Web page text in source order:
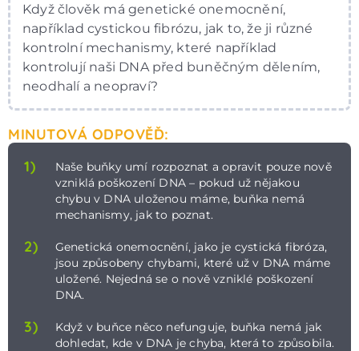
Když člověk má genetické onemocnění,
například cystickou fibrózu, jak to, že ji různé
kontrolní mechanismy, které například
kontrolují naši DNA před buněčným dělením,
neodhalí a neopraví?
MINUTOVÁ ODPOVĚĎ:
1)
Naše buňky umí rozpoznat a opravit pouze nově
vzniklá poškození DNA – pokud už nějakou
chybu v DNA uloženou máme, buňka nemá
mechanismy, jak to poznat.
2)
Genetická onemocnění, jako je cystická fibróza,
jsou způsobeny chybami, které už v DNA máme
uložené. Nejedná se o nově vzniklé poškození
DNA.
3)
Když v buňce něco nefunguje, buňka nemá jak
dohledat, kde v DNA je chyba, která to způsobila.